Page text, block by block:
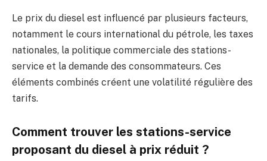
Le prix du diesel est influencé par plusieurs facteurs,
notamment le cours international du pétrole, les taxes
nationales, la politique commerciale des stations-
service et la demande des consommateurs. Ces
éléments combinés créent une volatilité régulière des
tarifs.
Comment trouver les stations-service
proposant du diesel à prix réduit ?